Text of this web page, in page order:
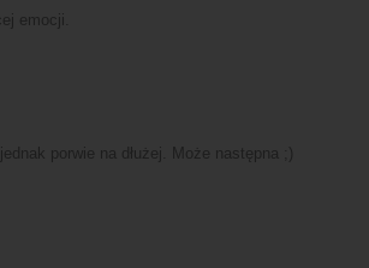
emocji.
porwie na dłużej. Może następna ;)